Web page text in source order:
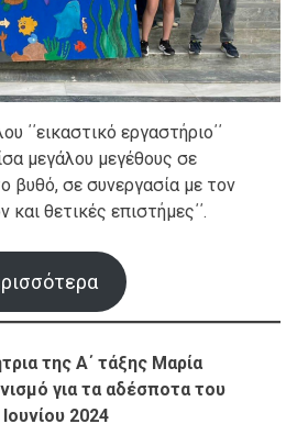
΄΄εικαστικό εργαστήριο΄΄
μεγάλου μεγέθους σε
βυθό, σε συνεργασία με τον
και θετικές επιστήμες΄΄.
της Α΄ τάξης Μαρία
για τα αδέσποτα του
2024